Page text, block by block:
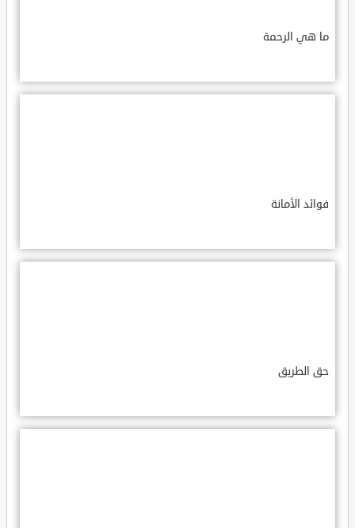
ما هي الرحمة
فوائد الأمانة
حق الطريق